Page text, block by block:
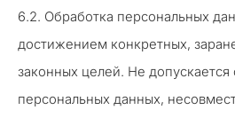
6.2. Обработка персональных
достижением конкретных,
законных целей. Не допускается
персональных данных,